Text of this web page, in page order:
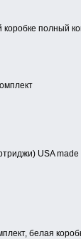
полный
USA
белая